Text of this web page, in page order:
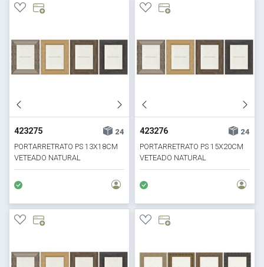
423275
24
PORTARRETRATO PS 13X18CM
VETEADO NATURAL
423276
24
PORTARRETRATO PS 15X20CM
VETEADO NATURAL